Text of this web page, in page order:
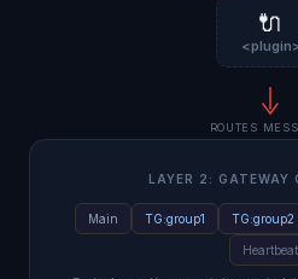
🔌
ROUTES
LAYER 2: GATEWAY
Main TG:group1 TG:group2
Heartbeat